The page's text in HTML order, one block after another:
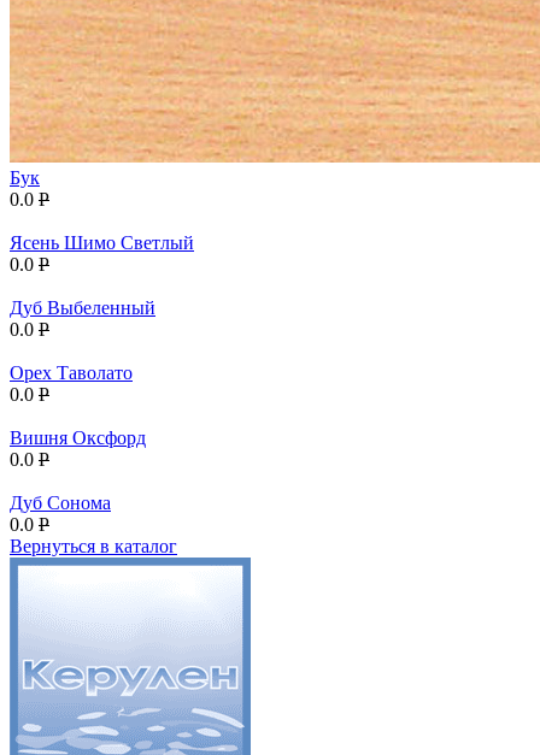
Бук
0.0 P
Ясень Шимо Светлый
0.0 P
Дуб Выбеленный
0.0 P
Орех Таволато
0.0 P
Вишня Оксфорд
0.0 P
Дуб Сонома
0.0 P
Вернуться в каталог